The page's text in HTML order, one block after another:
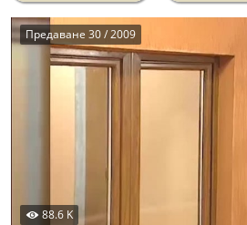
88.6 K
Предаване 30 / 2009